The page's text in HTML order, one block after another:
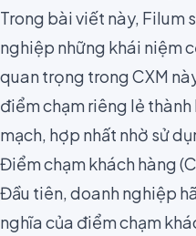
Trong bài viết này, Filum
nghiệp những khái niệm
quan trọng trong CXM
điểm chạm riêng lẻ
mạch, hợp nhất nhờ sử
Điểm chạm khách hàng
Đầu tiên, doanh nghiệp
nghĩa của điểm chạm